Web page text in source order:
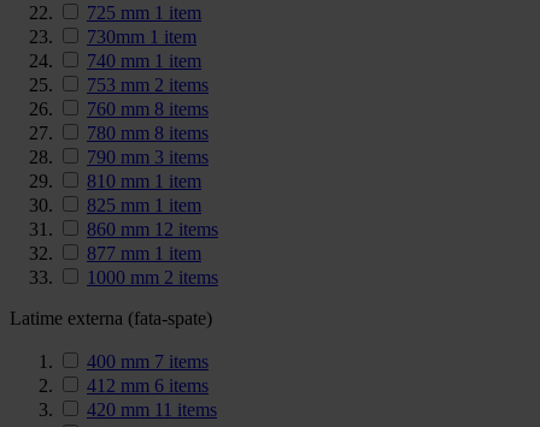
725 mm 1 item
730mm 1 item
740 mm 1 item
753 mm 2 items
760 mm 8 items
780 mm 8 items
790 mm 3 items
810 mm 1 item
825 mm 1 item
860 mm 12 items
877 mm 1 item
1000 mm 2 items
Latime externa (fata-spate)
400 mm 7 items
412 mm 6 items
420 mm 11 items